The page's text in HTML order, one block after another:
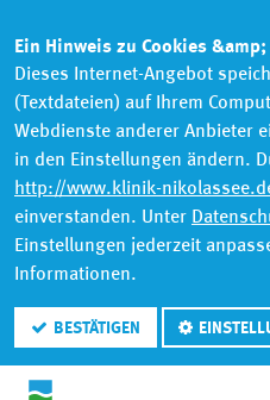
Ein Hinweis zu Cookies
Dieses Internet-Angebot
(Textdateien) auf Ihrem
Webdienste anderer Anbieter
in den Einstellungen ändern.
http://www.klinik-
einverstanden. Unter
Einstellungen jederzeit
Informationen.
BESTÄTIGEN